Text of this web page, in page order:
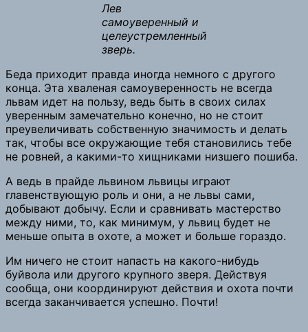
Лев
самоуверенный и
целеустремленный
зверь.
Беда приходит правда иногда немного с другого
конца. Эта хваленая самоуверенность не всегда
львам идет на пользу, ведь быть в своих силах
уверенным замечательно конечно, но не стоит
преувеличивать собственную значимость и делать
так, чтобы все окружающие тебя становились тебе
не ровней, а какими-то хищниками низшего пошиба.
А ведь в прайде львином львицы играют
главенствующую роль и они, а не львы сами,
добывают добычу. Если и сравнивать мастерство
между ними, то, как минимум, у львиц будет не
меньше опыта в охоте, а может и больше гораздо.
Им ничего не стоит напасть на какого-нибудь
буйвола или другого крупного зверя. Действуя
сообща, они координируют действия и охота почти
всегда заканчивается успешно. Почти!